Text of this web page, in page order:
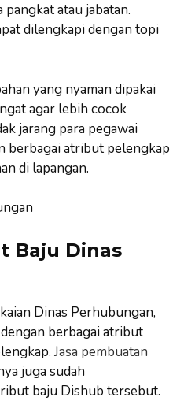
atau jabatan.
dilengkapi dengan topi
yang nyaman dipakai
agar lebih cocok
jarang para pegawai
berbagai atribut pelengkap
di lapangan.
Baju Dinas
Dinas Perhubungan,
berbagai atribut
Jasa pembuatan
juga sudah
baju Dishub tersebut.